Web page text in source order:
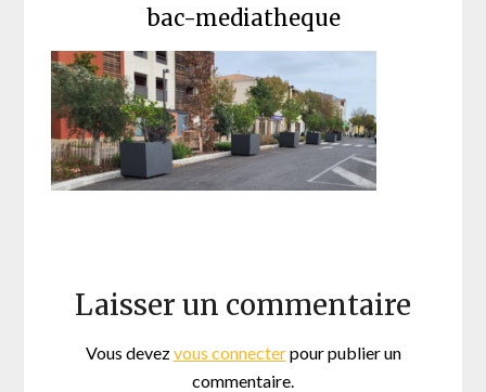
bac-mediatheque
Laisser un commentaire
Vous devezvous connecterpour publier un
commentaire.